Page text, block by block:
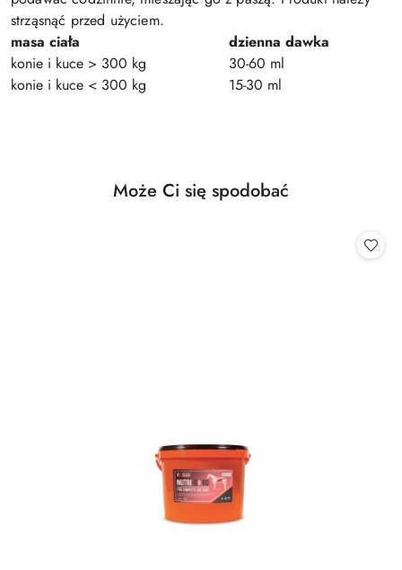
strząsnąć przed użyciem.
masa ciała
dzienna dawka
konie i kuce > 300 kg
30-60 ml
konie i kuce < 300 kg
15-30 ml
Pomiń karuzelę produktów
Produkty
Może Ci się spodobać